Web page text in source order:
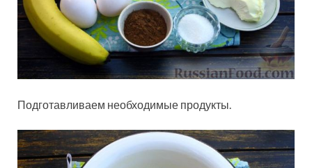
Подготавливаем необходимые продукты.